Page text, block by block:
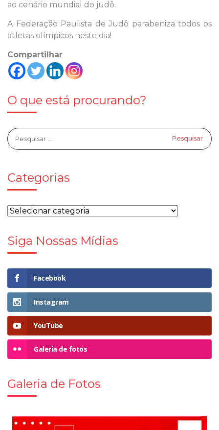
ao cenário mundial do judô.
A Federação Paulista de Judô parabeniza todos os
atletas olímpicos neste dia!
Compartilhar
O que está procurando?
Categorias
Siga Nossas Mídias
Facebook
Instagram
YouTube
Galeria de fotos
Galeria de Fotos